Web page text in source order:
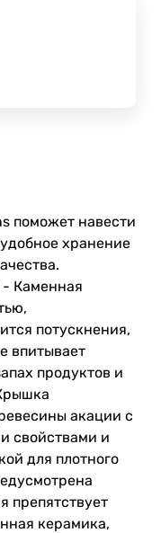
поможет навести
хранение
- Каменная
потускнения,
впитывает
продуктов и
акации с
свойствами и
для плотного
препятствует
керамика,